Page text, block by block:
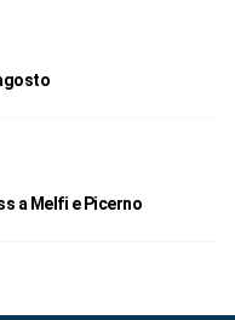
a Melfi e Picerno